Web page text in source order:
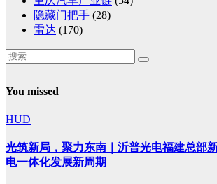
隐藏门把手 (28)
雷达 (170)
You missed
HUD
光筑新局，聚力东南｜沂普光电福建总部
电一体化发展新周期